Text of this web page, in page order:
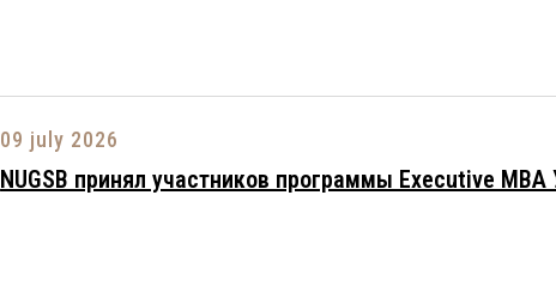
09 july 2026
NUGSB принял участников программы Executive